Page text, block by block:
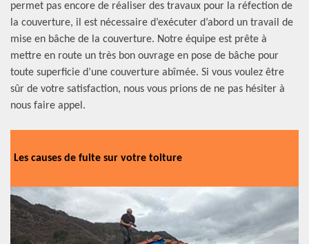
permet pas encore de réaliser des travaux pour la réfection de
la couverture, il est nécessaire d’exécuter d’abord un travail de
mise en bâche de la couverture. Notre équipe est prête à
mettre en route un très bon ouvrage en pose de bâche pour
toute superficie d’une couverture abîmée. Si vous voulez être
sûr de votre satisfaction, nous vous prions de ne pas hésiter à
nous faire appel.
Les causes de fuite sur votre toiture